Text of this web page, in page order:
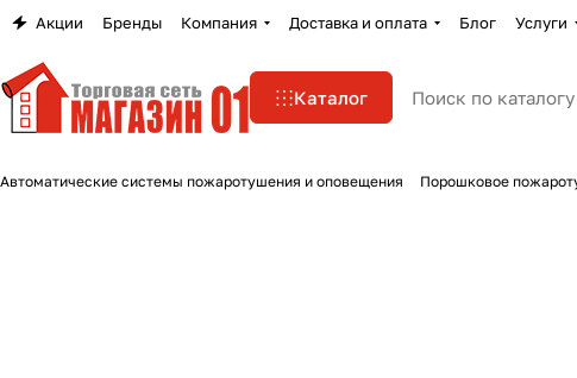
Акции Бренды Компания Доставка и оплата Блог Услуги
Каталог
Автоматические системы пожаротушения и оповещения Порошковое